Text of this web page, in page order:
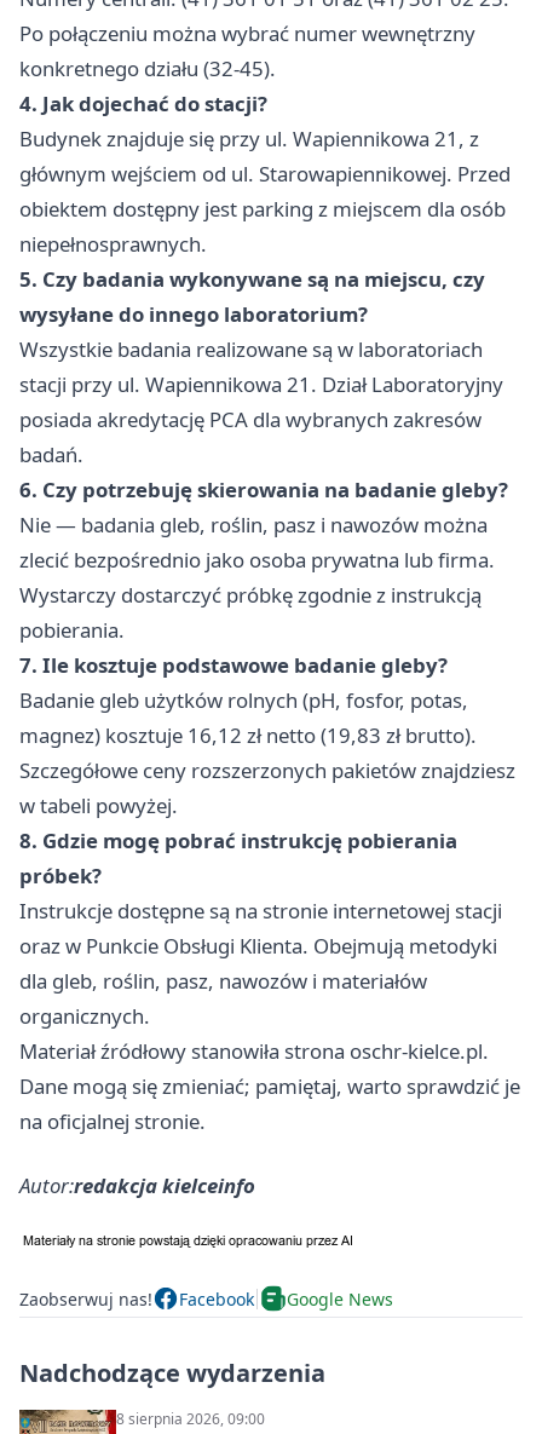
Po połączeniu można wybrać numer wewnętrzny
konkretnego działu (32-45).
4. Jak dojechać do stacji?
Budynek znajduje się przy ul. Wapiennikowa 21, z
głównym wejściem od ul. Starowapiennikowej. Przed
obiektem dostępny jest parking z miejscem dla osób
niepełnosprawnych.
5. Czy badania wykonywane są na miejscu, czy
wysyłane do innego laboratorium?
Wszystkie badania realizowane są w laboratoriach
stacji przy ul. Wapiennikowa 21. Dział Laboratoryjny
posiada akredytację PCA dla wybranych zakresów
badań.
6. Czy potrzebuję skierowania na badanie gleby?
Nie — badania gleb, roślin, pasz i nawozów można
zlecić bezpośrednio jako osoba prywatna lub firma.
Wystarczy dostarczyć próbkę zgodnie z instrukcją
pobierania.
7. Ile kosztuje podstawowe badanie gleby?
Badanie gleb użytków rolnych (pH, fosfor, potas,
magnez) kosztuje 16,12 zł netto (19,83 zł brutto).
Szczegółowe ceny rozszerzonych pakietów znajdziesz
w tabeli powyżej.
8. Gdzie mogę pobrać instrukcję pobierania
próbek?
Instrukcje dostępne są na stronie internetowej stacji
oraz w Punkcie Obsługi Klienta. Obejmują metodyki
dla gleb, roślin, pasz, nawozów i materiałów
organicznych.
Materiał źródłowy stanowiła strona oschr-kielce.pl.
Dane mogą się zmieniać; pamiętaj, warto sprawdzić je
na oficjalnej stronie.
Autor:redakcja kielceinfo
Zaobserwuj nas! Facebook Google News
Nadchodzące wydarzenia
8 sierpnia 2026, 09:00